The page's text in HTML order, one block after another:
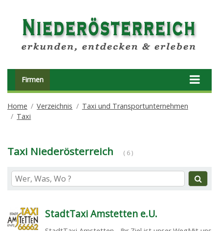
Firmen
Home Verzeichnis
Taxi und Transportunternehmen
Taxi
Taxi Niederösterreich ( 6 )
StadtTaxi Amstetten e.U.